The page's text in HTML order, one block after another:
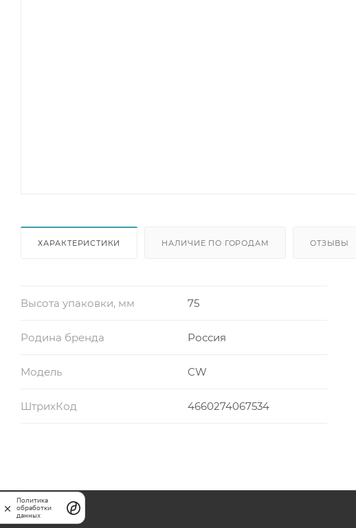
ХАРАКТЕРИСТИКИ НАЛИЧИЕ ПО ГОРОДАМ ОТЗЫВЫ
Высота упаковки, мм 75
Родина бренда Россия
Модель CW
ШтрихКод 4660274067534
Политика
обработки
данных